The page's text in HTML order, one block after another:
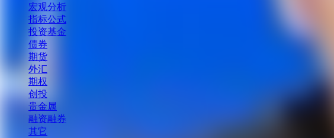
宏观分析
指标公式
投资基金
债券
期货
外汇
期权
创投
贵金属
融资融券
其它